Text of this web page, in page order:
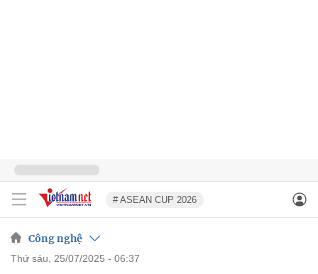
# ASEAN CUP 2026
Công nghệ
thứ sáu, 25/07/2025 - 06:37